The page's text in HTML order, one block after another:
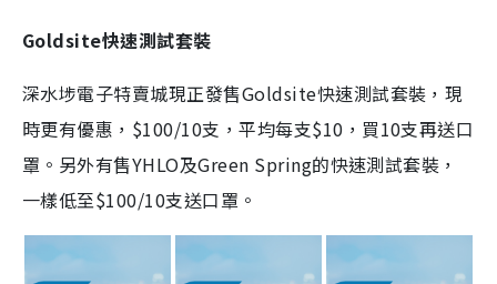
Goldsite快速測試套裝
深水埗電子特賣城現正發售Goldsite快速測試套裝，現
時更有優惠，$100/10支，平均每支$10，買10支再送口
罩。另外有售YHLO及Green Spring的快速測試套裝，
一樣低至$100/10支送口罩。